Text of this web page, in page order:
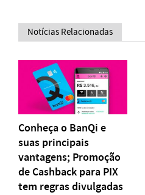
Notícias Relacionadas
Conheça o BanQi e
suas principais
vantagens; Promoção
de Cashback para PIX
tem regras divulgadas